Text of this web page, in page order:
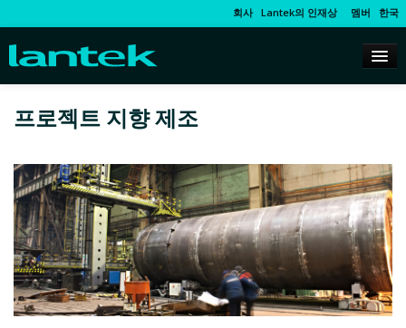
회사 Lantek의 인재상 멤버 한국
프로젝트 지향 제조